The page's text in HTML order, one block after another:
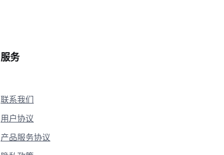
服务
联系我们
用户协议
产品服务协议